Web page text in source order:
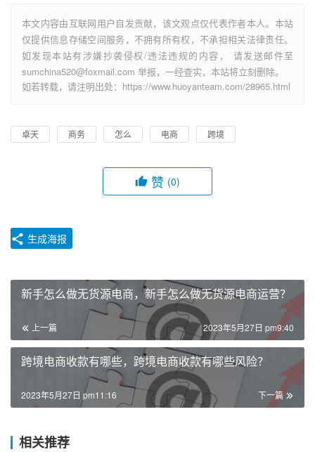
本文内容由互联网用户自发贡献，该文观点仅代表作者本人。本站
仅提供信息存储空间服务，不拥有所有权，不承担相关法律责任。
如发现本站有涉嫌抄袭侵权/违法违规的内容， 请发送邮件至
sumchina520@foxmail.com 举报，一经查实，本站将立刻删除。
如若转载，请注明出处：https://www.huoyanteam.com/28965.html
卓天 商务 怎么 电商 跨境
赞 (0)
生成海报
新手怎么做无货源电商，新手怎么做无货源电商运营？
上一篇 2023年5月27日 pm9:40
跨境电商收款有哪些，跨境电商收款有哪些风险？
下一篇
2023年5月27日 pm11:16
相关推荐